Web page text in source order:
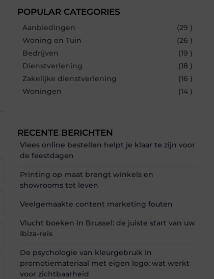
POPULAR CATEGORIES
Aanbiedingen
(29 )
Woning en Tuin
(26 )
Bedrijven
(19 )
Dienstverlening
(18 )
Zakelijke dienstverlening
(16 )
Woningen
(14 )
RECENTE BERICHTEN
Vlees online bestellen helpt je klaar te zijn voor
de feestdagen
Printing op maat brengt winkels en
showrooms tot leven
Veelgemaakte content marketing fouten
Vlucht boeken in Brussel: de juiste start van uw
Ibiza-reis
De psychologie van kleurgebruik in
promotiemateriaal met eigen logo: wat werkt
voor zichtbaarheid